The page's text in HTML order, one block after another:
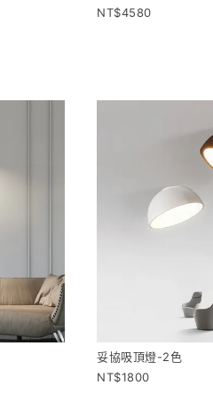
4580
妥協吸頂燈-2色
1800